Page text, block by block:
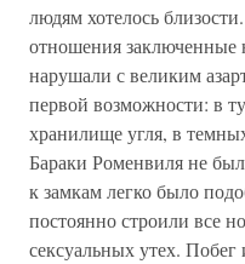
людям хотелось
отношения заключенные
нарушали с великим
первой возможности: в
хранилище угля, в
Бараки Роменвиля не
к замкам легко было
постоянно строили все
сексуальных утех. Побег